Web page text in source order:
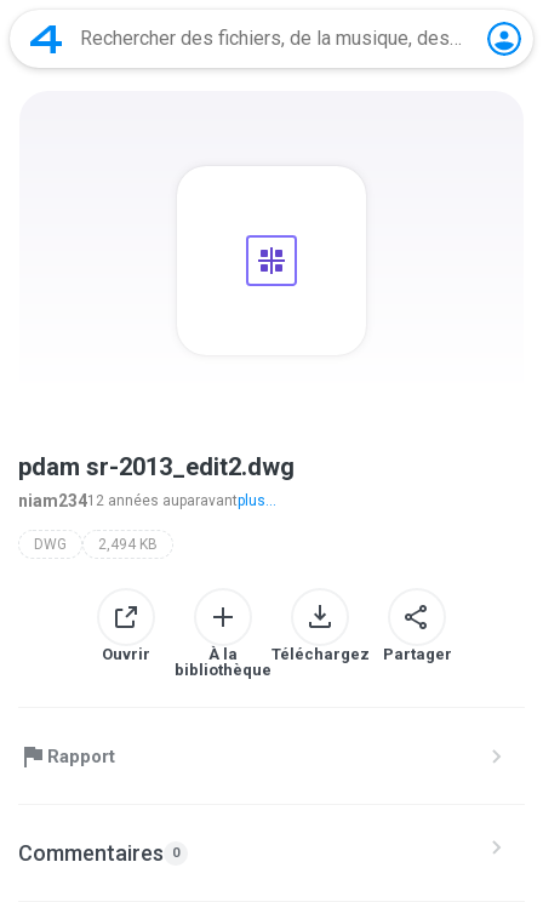
pdam sr-2013_edit2.dwg
niam23412 années auparavantplus...
DWG 2,494 KB
Ouvrir
À la
bibliothèque
Téléchargez Partager
Rapport
Commentaires 0